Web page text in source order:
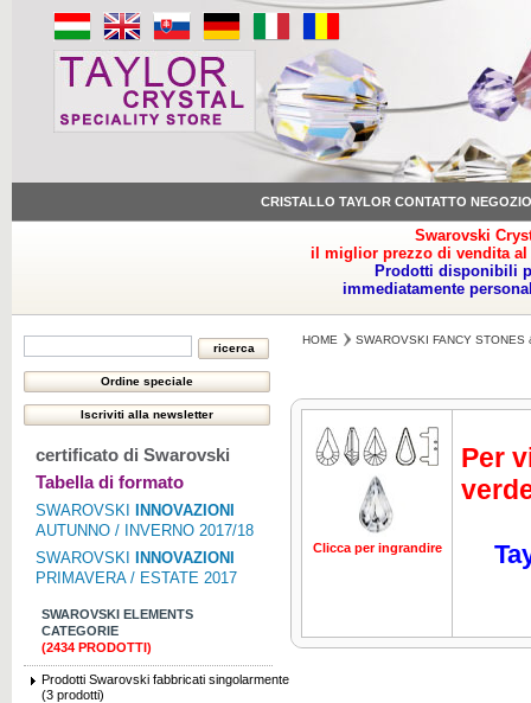
CRISTALLO TAYLOR CONTATTO NEGOZIO
Swarovski
il miglior prezzo di vendita
Prodotti disponibili
immediatamente
certificato di Swarovski
Tabella di formato
SWAROVSKI
INNOVAZIONI
AUTUNNO / INVERNO 2017/18
SWAROVSKI
INNOVAZIONI
PRIMAVERA / ESTATE 2017
SWAROVSKI ELEMENTS
CATEGORIE
(2434 PRODOTTI)
Prodotti Swarovski fabbricati singolarmente
(3 prodotti)
HOME SWAROVSKI FANCY STONES
Clicca per ingrandire Clicca per
Per